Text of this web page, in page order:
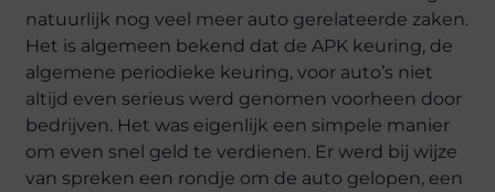
natuurlijk nog veel meer auto gerelateerde zaken.
Het is algemeen bekend dat de APK keuring, de
algemene periodieke keuring, voor auto’s niet
altijd even serieus werd genomen voorheen door
bedrijven. Het was eigenlijk een simpele manier
om even snel geld te verdienen. Er werd bij wijze
van spreken een rondje om de auto gelopen, een